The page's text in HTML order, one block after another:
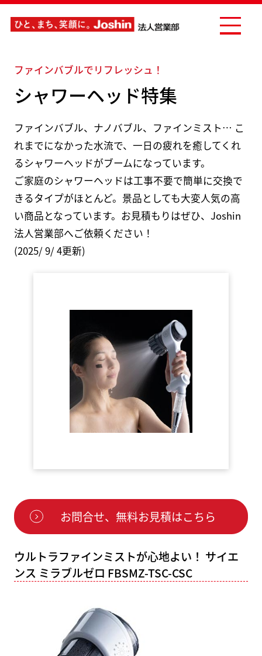
ファインバブルでリフレッシュ！
シャワーヘッド特集
ファインバブル、ナノバブル、ファインミスト… こ
れまでになかった水流で、一日の疲れを癒してくれ
るシャワーヘッドがブームになっています。
ご家庭のシャワーヘッドは工事不要で簡単に交換で
きるタイプがほとんど。景品としても大変人気の高
い商品となっています。お見積もりはぜひ、Joshin
法人営業部へご依頼ください！
(2025/ 9/ 4更新)
お問合せ、無料お見積はこちら
ウルトラファインミストが心地よい！ サイエ
ンス ミラブルゼロ FBSMZ-TSC-CSC